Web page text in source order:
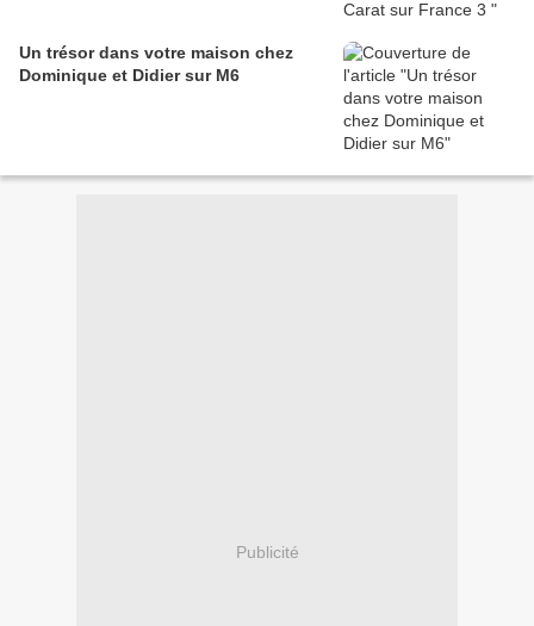
Un trésor dans votre maison chez
Dominique et Didier sur M6
Publicité